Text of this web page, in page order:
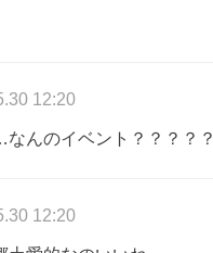
12:20
のイベント？？？？？
12:20